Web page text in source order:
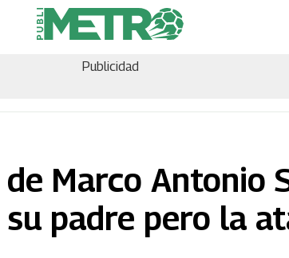
Publicidad
Marco Antonio
su padre pero la